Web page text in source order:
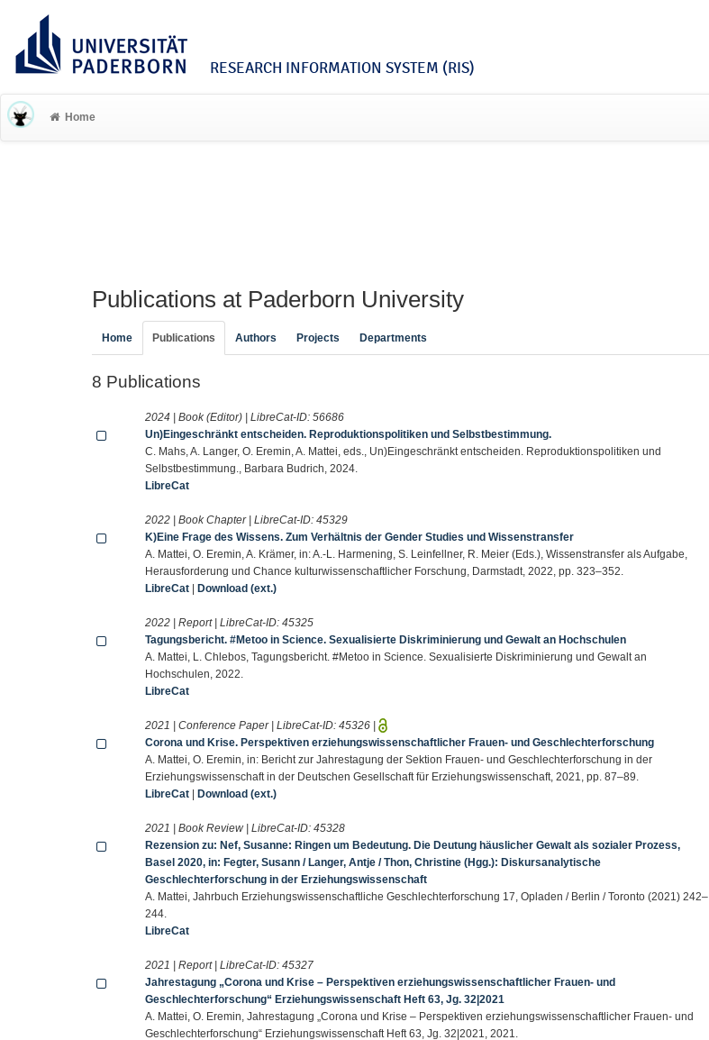
RESEARCH INFORMATION SYSTEM (RIS)
Home
Publications at Paderborn University
Home Publications Authors Projects Departments
8 Publications
2024 | Book (Editor) | LibreCat-ID:56686
Un)Eingeschränkt entscheiden. Reproduktionspolitiken und Selbstbestimmung.
C. Mahs, A. Langer, O. Eremin, A. Mattei, eds., Un)Eingeschränkt entscheiden. Reproduktionspolitiken und
Selbstbestimmung., Barbara Budrich, 2024.
LibreCat
2022 | Book Chapter | LibreCat-ID:45329
K)Eine Frage des Wissens. Zum Verhältnis der Gender Studies und Wissenstransfer
A. Mattei, O. Eremin, A. Krämer, in: A.-L. Harmening, S. Leinfellner, R. Meier (Eds.), Wissenstransfer als Aufgabe,
Herausforderung und Chance kulturwissenschaftlicher Forschung, Darmstadt, 2022, pp. 323–352.
LibreCat |Download (ext.)
2022 | Report | LibreCat-ID:45325
Tagungsbericht. #Metoo in Science. Sexualisierte Diskriminierung und Gewalt an Hochschulen
A. Mattei, L. Chlebos, Tagungsbericht. #Metoo in Science. Sexualisierte Diskriminierung und Gewalt an
Hochschulen, 2022.
LibreCat
2021 | Conference Paper | LibreCat-ID:45326 |
Corona und Krise. Perspektiven erziehungswissenschaftlicher Frauen- und Geschlechterforschung
A. Mattei, O. Eremin, in: Bericht zur Jahrestagung der Sektion Frauen- und Geschlechterforschung in der
Erziehungswissenschaft in der Deutschen Gesellschaft für Erziehungswissenschaft, 2021, pp. 87–89.
LibreCat |Download (ext.)
2021 | Book Review | LibreCat-ID:45328
Rezension zu: Nef, Susanne: Ringen um Bedeutung. Die Deutung häuslicher Gewalt als sozialer Prozess,
Basel 2020, in: Fegter, Susann / Langer, Antje / Thon, Christine (Hgg.): Diskursanalytische
Geschlechterforschung in der Erziehungswissenschaft
A. Mattei, Jahrbuch Erziehungswissenschaftliche Geschlechterforschung 17, Opladen / Berlin / Toronto (2021) 242–
244.
LibreCat
2021 | Report | LibreCat-ID:45327
Jahrestagung „Corona und Krise – Perspektiven erziehungswissenschaftlicher Frauen- und
Geschlechterforschung“ Erziehungswissenschaft Heft 63, Jg. 32|2021
A. Mattei, O. Eremin, Jahrestagung „Corona und Krise – Perspektiven erziehungswissenschaftlicher Frauen- und
Geschlechterforschung“ Erziehungswissenschaft Heft 63, Jg. 32|2021, 2021.